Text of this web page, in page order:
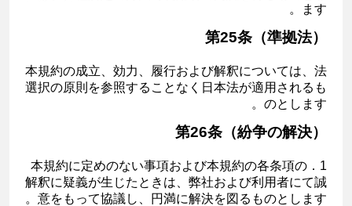
ます。
第25条（準拠法）
本規約の成立、効力、履行および解釈については、法
選択の原則を参照することなく日本法が適用されるも
のとします。
第26条（紛争の解決）
1．本規約に定めのない事項および本規約の各条項の
解釈に疑義が生じたときは、弊社および利用者にて誠
意をもって協議し、円満に解決を図るものとします。